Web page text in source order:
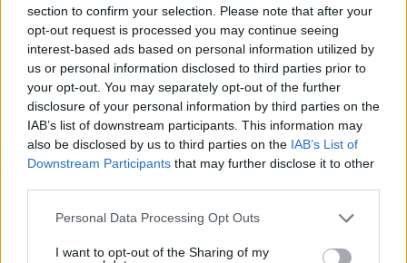
section to confirm your selection. Please note that after your
opt-out request is processed you may continue seeing
interest-based ads based on personal information utilized by
us or personal information disclosed to third parties prior to
your opt-out. You may separately opt-out of the further
disclosure of your personal information by third parties on the
IAB’s list of downstream participants. This information may
also be disclosed by us to third parties on the IAB’s List of
Downstream Participants that may further disclose it to other
Please note that this website/app uses one or more Google
not limited to your visit or usage behaviour. You may click to
Personal Data Processing Opt Outs
I want to opt-out of the Sharing of my